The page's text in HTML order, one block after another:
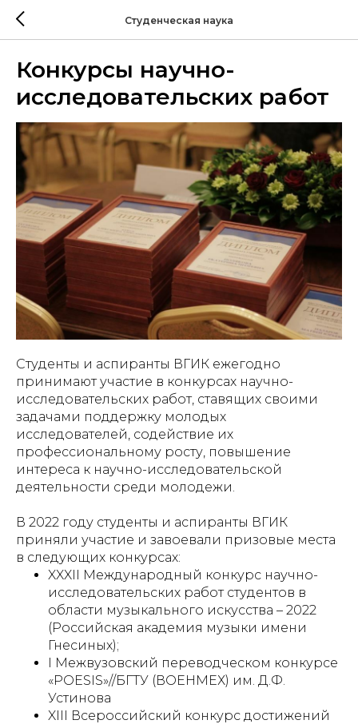
Студенческая наука
Конкурсы научно-
исследовательских работ
Студенты и аспиранты ВГИК ежегодно
принимают участие в конкурсах научно-
исследовательских работ, ставящих своими
задачами поддержку молодых
исследователей, содействие их
профессиональному росту, повышение
интереса к научно-исследовательской
деятельности среди молодежи.
В 2022 году студенты и аспиранты ВГИК
приняли участие и завоевали призовые места
в следующих конкурсах:
XXXII Международный конкурс научно-
исследовательских работ студентов в
области музыкального искусства – 2022
(Российская академия музыки имени
Гнесиных);
I Межвузовский переводческом конкурсе
«POESIS»//БГТУ (ВОЕНМЕХ) им. Д.Ф.
Устинова
XIII Всероссийский конкурс достижений